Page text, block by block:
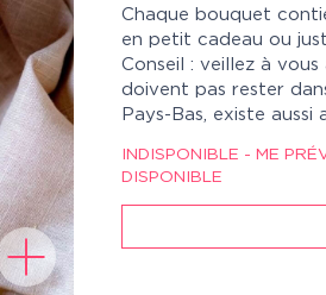
Chaque bouquet
en petit cadeau ou
Conseil : veillez à vous
doivent pas rester
Pays-Bas, existe
INDISPONIBLE - ME
DISPONIBLE